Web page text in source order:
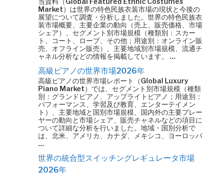
Market）は世界の特色民族衣装市場の現状と今後の
展望について調査・分析しました。世界の特色民族衣
装市場概要、主要企業の動向（売上、販売価格、市場
シェア）、セグメント別市場規模（種類別：スカー
ト、コート、ローブ、その他；用途別：オンライン販
売、オフライン販売）、主要地域別市場規模、流通チ
ャネル分析などの情報を掲載しています。 …
高級ピアノの世界市場2026年
高級ピアノの世界市場レポート（Global Luxury
Piano Market）では、セグメント別市場規模（種類
別：グランドピアノ、アップライトピアノ；用途別：
パフォーマンス、学習及び教育、エンターテイメン
ト）、主要地域と国別市場規模、国内外の主要プレー
ヤーの動向と市場シェア、販売チャネルなどの項目に
ついて詳細な分析を行いました。地域・国別分析で
は、北米、アメリカ、カナダ、メキシコ、ヨーロッパ
…
世界の統合型スイッチングレギュレータ市場
2026年